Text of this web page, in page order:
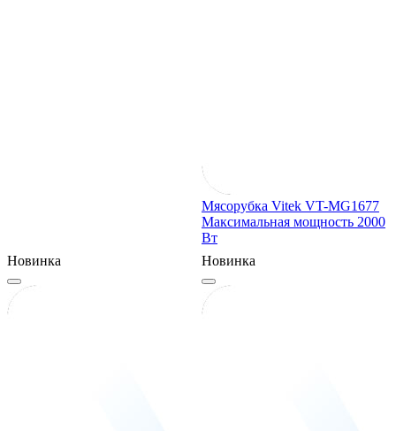
Мясорубка Vitek VT-MG1677
Максимальная мощность 2000
Вт
Новинка
Новинка